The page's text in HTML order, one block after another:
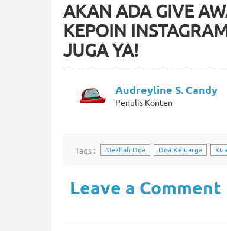
AKAN ADA GIVE
KEPOIN
JUGA YA!
Audreyline S. Candy
Penulis Konten
Tags : Mezbah Doa Doa Keluarga
Leave a Comment